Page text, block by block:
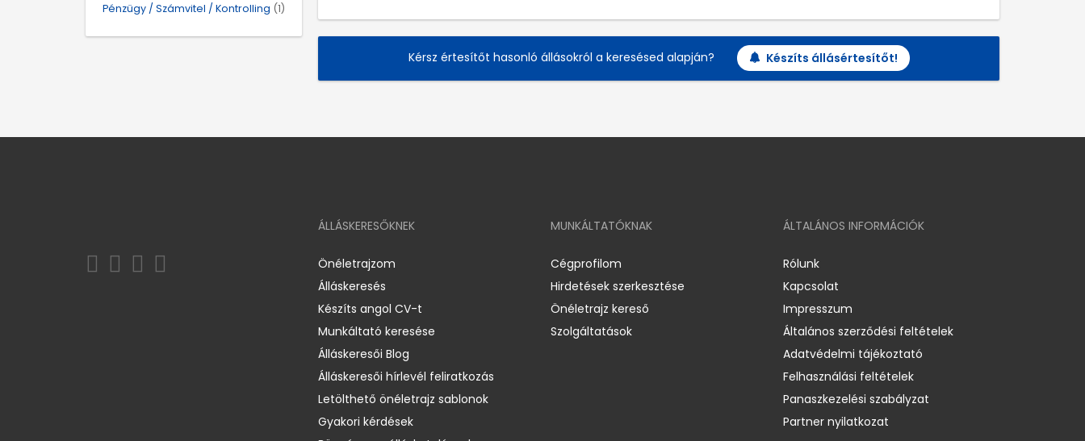
Kérsz értesítőt hasonló állásokról a keresésed alapján? Készíts állásértesítőt!
Pénzügy / Számvitel / Kontrolling (1)
ÁLLÁSKERESŐKNEK
Önéletrajzom
Álláskeresés
Készíts angol CV-t
Munkáltató keresése
Álláskeresői Blog
Álláskeresői hírlevél feliratkozás
Letölthető önéletrajz sablonok
Gyakori kérdések
MUNKÁLTATÓKNAK
Cégprofilom
Hirdetések szerkesztése
Önéletrajz kereső
Szolgáltatások
ÁLTALÁNOS INFORMÁCIÓK
Rólunk
Kapcsolat
Impresszum
Általános szerződési feltételek
Adatvédelmi tájékoztató
Felhasználási feltételek
Panaszkezelési szabályzat
Partner nyilatkozat